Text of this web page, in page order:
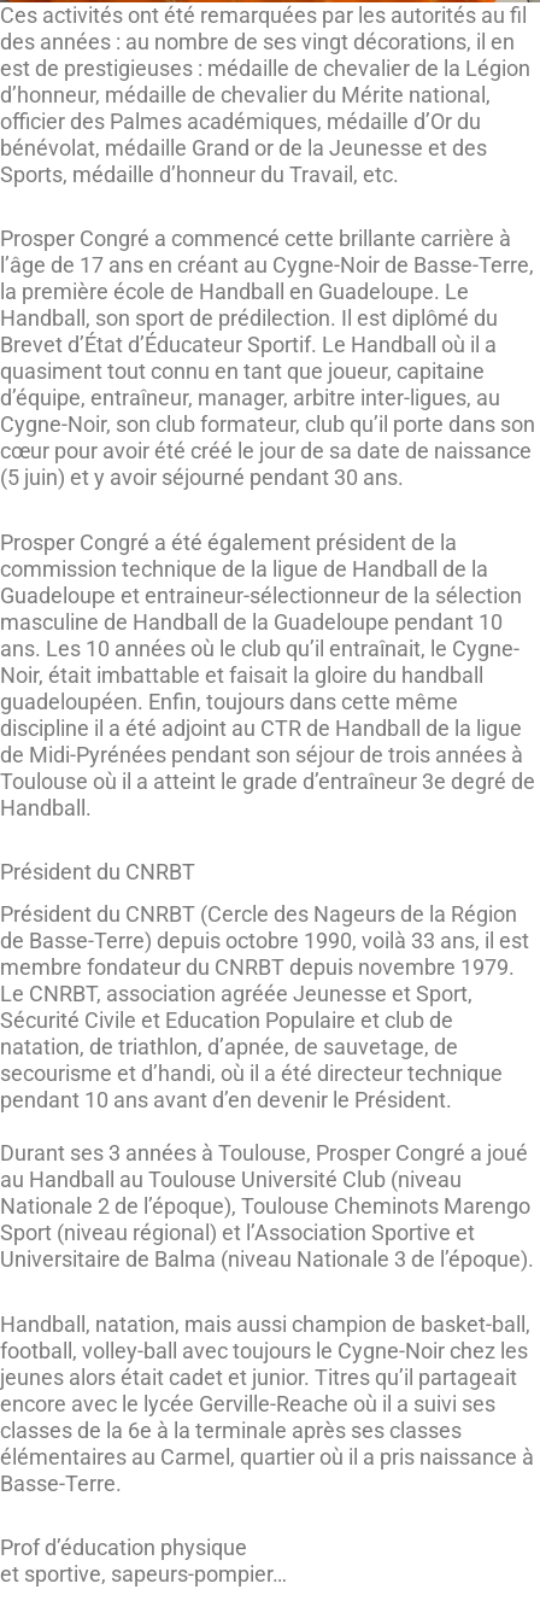
Ces activités ont été remarquées par les autorités au fil
des années : au nombre de ses vingt décorations, il en
est de prestigieuses : médaille de chevalier de la Légion
d’honneur, médaille de chevalier du Mérite national,
officier des Palmes académiques, médaille d’Or du
bénévolat, médaille Grand or de la Jeunesse et des
Sports, médaille d’honneur du Travail, etc.
Prosper Congré a commencé cette brillante carrière à
l’âge de 17 ans en créant au Cygne-Noir de Basse-Terre,
la première école de Handball en Guadeloupe. Le
Handball, son sport de prédilection. Il est diplômé du
Brevet d’État d’Éducateur Sportif. Le Handball où il a
quasiment tout connu en tant que joueur, capitaine
d’équipe, entraîneur, manager, arbitre inter-ligues, au
Cygne-Noir, son club formateur, club qu’il porte dans son
cœur pour avoir été créé le jour de sa date de naissance
(5 juin) et y avoir séjourné pendant 30 ans.
Prosper Congré a été également président de la
commission technique de la ligue de Handball de la
Guadeloupe et entraineur-sélectionneur de la sélection
masculine de Handball de la Guadeloupe pendant 10
ans. Les 10 années où le club qu’il entraînait, le Cygne-
Noir, était imbattable et faisait la gloire du handball
guadeloupéen. Enfin, toujours dans cette même
discipline il a été adjoint au CTR de Handball de la ligue
de Midi-Pyrénées pendant son séjour de trois années à
Toulouse où il a atteint le grade d’entraîneur 3e degré de
Handball.
Président du CNRBT
Président du CNRBT (Cercle des Nageurs de la Région
de Basse-Terre) depuis octobre 1990, voilà 33 ans, il est
membre fondateur du CNRBT depuis novembre 1979.
Le CNRBT, association agréée Jeunesse et Sport,
Sécurité Civile et Education Populaire et club de
natation, de triathlon, d’apnée, de sauvetage, de
secourisme et d’handi, où il a été directeur technique
pendant 10 ans avant d’en devenir le Président.
Durant ses 3 années à Toulouse, Prosper Congré a joué
au Handball au Toulouse Université Club (niveau
Nationale 2 de l’époque), Toulouse Cheminots Marengo
Sport (niveau régional) et l’Association Sportive et
Universitaire de Balma (niveau Nationale 3 de l’époque).
Handball, natation, mais aussi champion de basket-ball,
football, volley-ball avec toujours le Cygne-Noir chez les
jeunes alors était cadet et junior. Titres qu’il partageait
encore avec le lycée Gerville-Reache où il a suivi ses
classes de la 6e à la terminale après ses classes
élémentaires au Carmel, quartier où il a pris naissance à
Basse-Terre.
Prof d’éducation physique
et sportive, sapeurs-pompier…